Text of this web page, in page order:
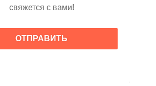
свяжется с вами!
ОТПРАВИТЬ